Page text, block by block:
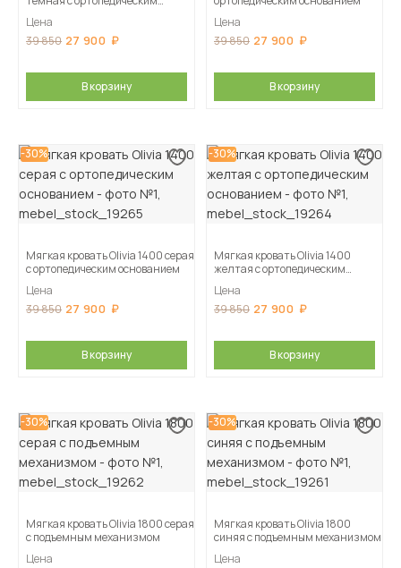
Цена
39 850 27 900
В корзину
Цена
39 850 27 900
В корзину
-30%
Мягкая кровать Olivia 1400 серая
с ортопедическим основанием
Цена
39 850 27 900
В корзину
-30%
Мягкая кровать Olivia 1400
желтая с ортопедическим
Цена
39 850 27 900
В корзину
-30%
Мягкая кровать Olivia 1800 серая
с подъемным механизмом
Цена
-30%
Мягкая кровать Olivia 1800
синяя с подъемным механизмом
Цена